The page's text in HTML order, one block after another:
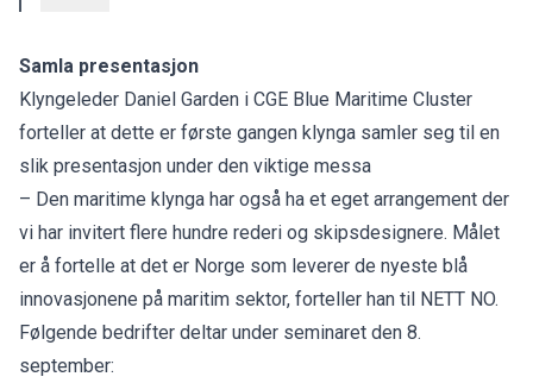
Samla presentasjon
Klyngeleder Daniel Garden i CGE Blue Maritime Cluster
forteller at dette er første gangen klynga samler seg til en
slik presentasjon under den viktige messa
– Den maritime klynga har også ha et eget arrangement der
vi har invitert flere hundre rederi og skipsdesignere. Målet
er å fortelle at det er Norge som leverer de nyeste blå
innovasjonene på maritim sektor, forteller han til NETT NO.
Følgende bedrifter deltar under seminaret den 8.
september: